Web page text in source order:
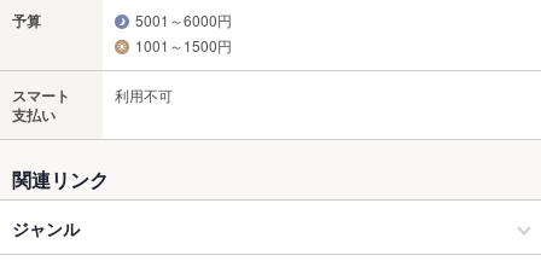
予算
5001～6000円
1001～1500円
スマート
支払い
利用不可
関連リンク
ジャンル